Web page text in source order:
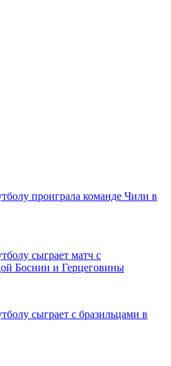
проиграла команде Чили в
сыграет матч с
Боснии и Герцеговины
сыграет с бразильцами в